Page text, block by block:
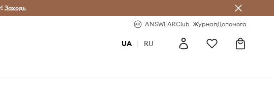
Answear Club
Заходь
ANSWEARClub ЖурналДопомога
UA | RU